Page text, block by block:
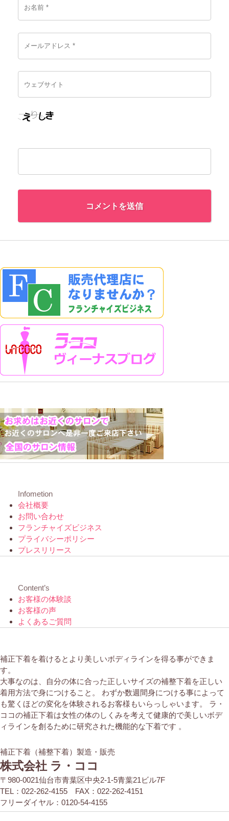
Infometion
会社概要
お問い合わせ
フランチャイズビジネス
プライバシーポリシー
プレスリリース
Content’s
お客様の体験談
お客様の声
よくあるご質問
補正下着を着けるとより美しいボディラインを得る事ができま
す。
大事なのは、自分の体に合った正しいサイズの補整下着を正しい
着用方法で身につけること。 わずか数週間身につける事によって
も驚くほどの変化を体験されるお客様もいらっしゃいます。 ラ・
ココの補正下着は女性の体のしくみを考えて健康的で美しいボデ
ィラインを創るために研究された機能的な下着です 。
補正下着（補整下着）製造・販売
株式会社 ラ・ココ
〒980-0021仙台市青葉区中央2-1-5青葉21ビル7F
TEL：022-262-4155 FAX：022-262-4151
フリーダイヤル：0120-54-4155